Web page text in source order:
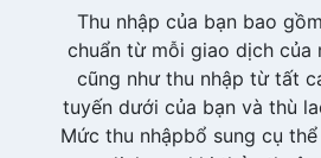
Thu nhập của bạn bao
chuẩn từ mỗi giao dịch của
cũng như thu nhập từ tất
tuyến dưới của bạn và thù
Mức thu nhậpbổ sung cụ